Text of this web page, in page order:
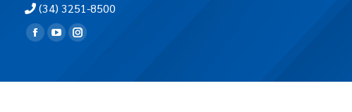
(34) 3251-8500
Encontre-nos em: